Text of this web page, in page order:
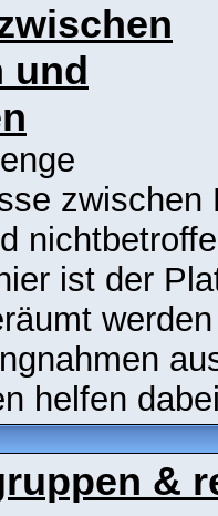
und
zwischen
ist der
werden
helfen
&